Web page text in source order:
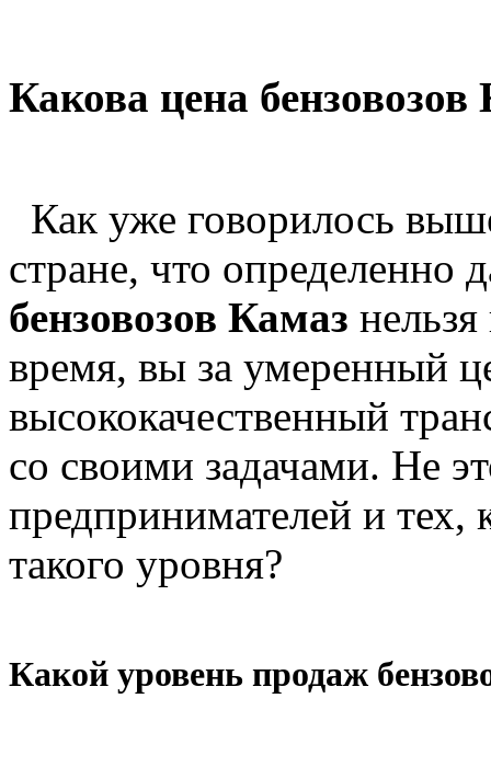
Какова цена бензовозов
Как уже говорилось
стране, что определенно
бензовозов Камаз
время, вы за умеренный
высококачественный
со своими задачами. Не
предпринимателей и
такого уровня?
Какой уровень продаж